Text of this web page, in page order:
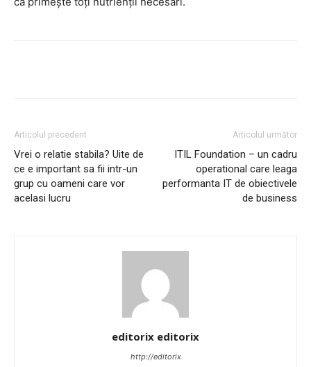
Articolul precedent
Vrei o relatie stabila? Uite de
ce e important sa fii intr-un
grup cu oameni care vor
acelasi lucru
Articolul următor
ITIL Foundation – un cadru
operational care leaga
performanta IT de obiectivele
de business
editorix editorix
http://editorix